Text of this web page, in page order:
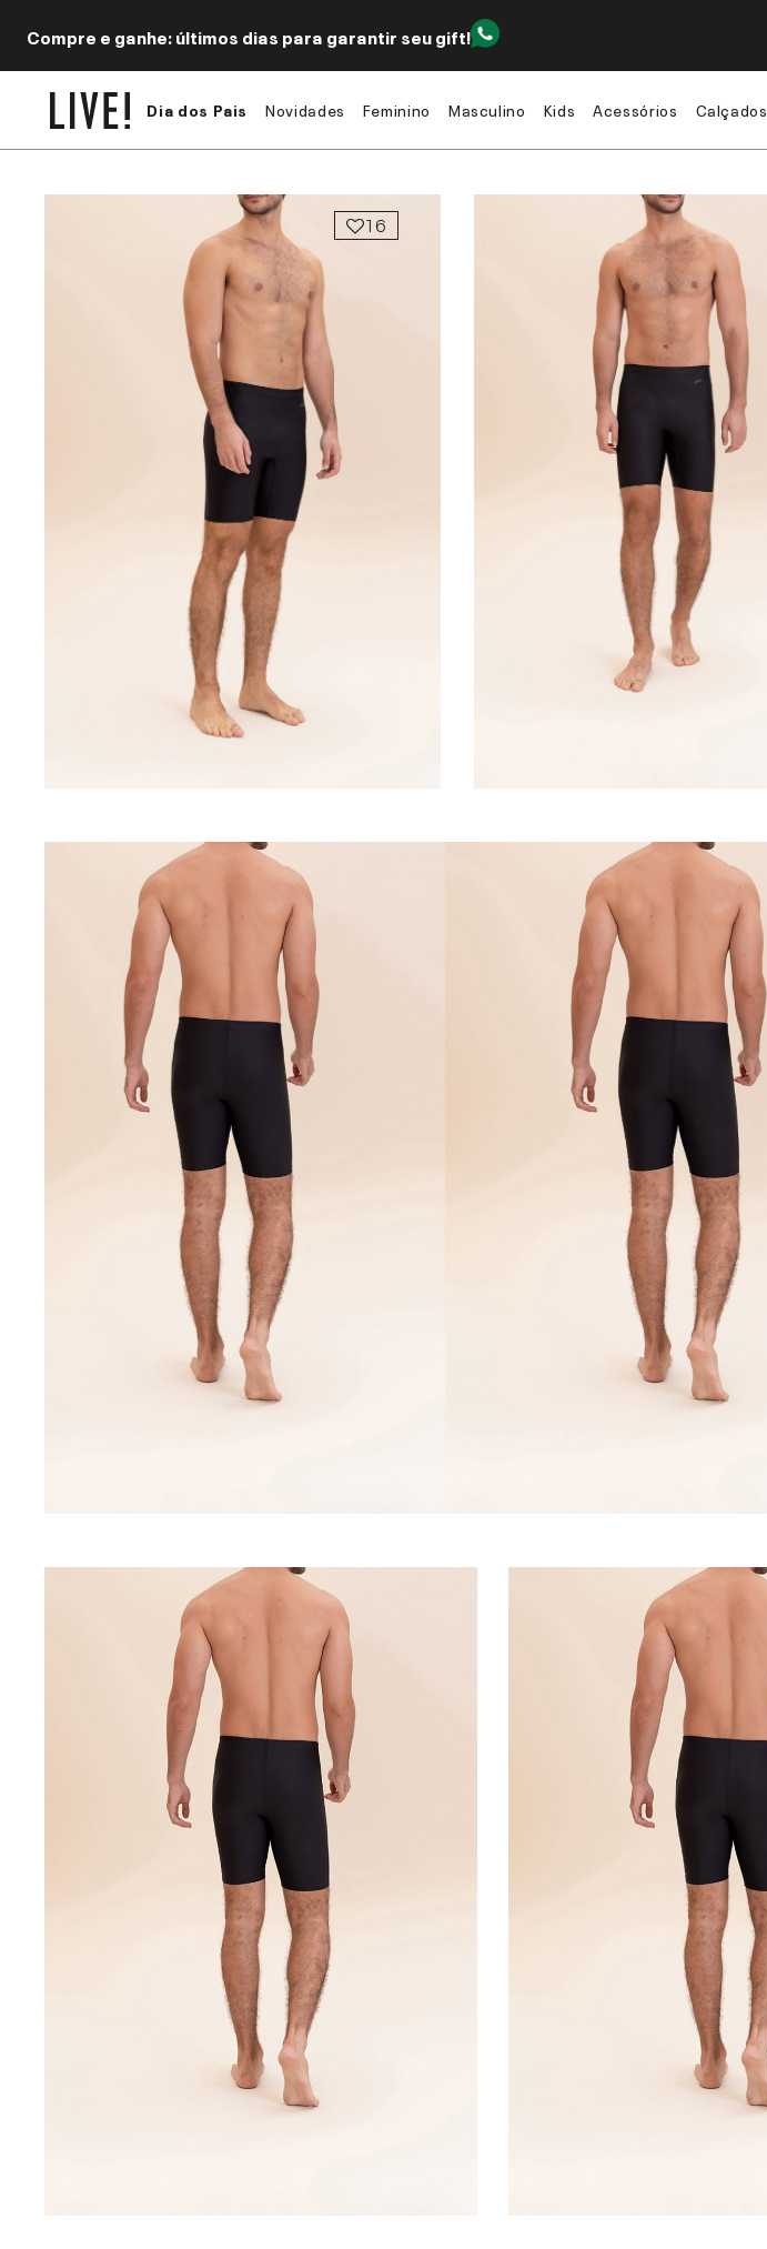
Compre e ganhe: últimos dias para garantir seu gift!
Dia dos Pais Novidades Feminino Masculino Kids Acessórios Calçados
16